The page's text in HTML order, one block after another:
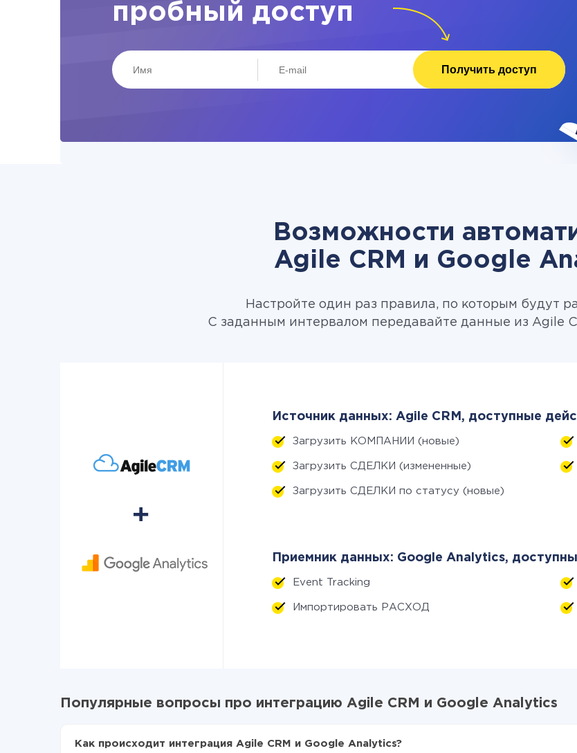
пробный доступ
Получить доступ
Возможности
Agile CRM и Google
Настройте один раз правила, по которым будут
С заданным интервалом передавайте данные из Agile
Источник данных: Agile CRM, доступные
Загрузить КОМПАНИИ (новые)
Загрузить СДЕЛКИ (измененные)
Загрузить СДЕЛКИ по статусу (новые)
Приемник данных: Google Analytics,
Event Tracking
Импортировать РАСХОД
Популярные вопросы про интеграцию Agile CRM и Google Analytics
Как происходит интеграция Agile CRM и Google Analytics?